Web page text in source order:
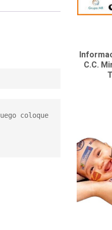
coloque
C.C.